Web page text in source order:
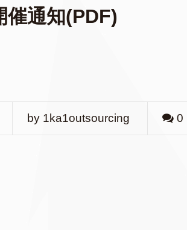
通知(PDF)
by 1ka1outsourcing 0